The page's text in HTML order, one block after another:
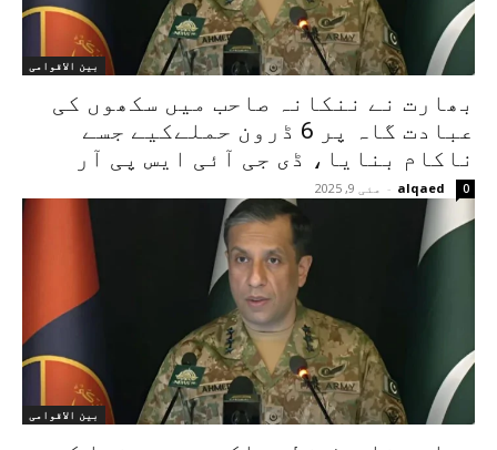
بین الاقوامی
بھارت نے ننکانہ صاحب میں سکھوں کی
عبادت گاہ پر 6 ڈرون حملےکیے جسے
ناکام بنایا، ڈی جی آئی ایس پی آر
alqaed
- مئی 9, 2025 0
بین الاقوامی